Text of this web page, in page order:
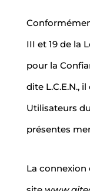
III et 19 de la
pour la
dite L.C.E.N.,
Utilisateurs
présentes
La connexion